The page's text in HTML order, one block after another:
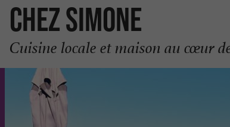
Chez Simone
Cuisine locale et maison au cœur